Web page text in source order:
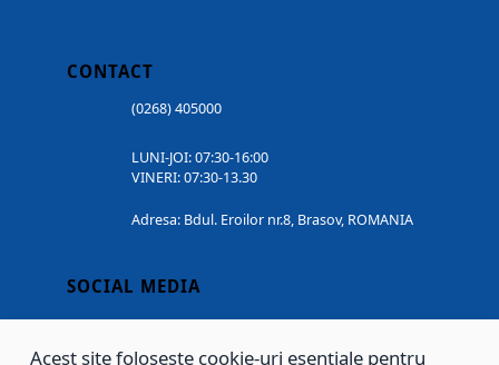
CONTACT
(0268) 405000
LUNI-JOI: 07:30-16:00
VINERI: 07:30-13.30
Adresa: Bdul. Eroilor nr.8, Brasov, ROMANIA
SOCIAL MEDIA
Acest site folosește cookie-uri esențiale pentru